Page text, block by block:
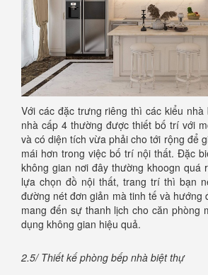
Với các đặc trưng riêng thì các kiểu nhà
nhà cấp 4 thường được thiết bố trí với
và có diện tích vừa phải cho tới rộng để
mái hơn trong việc bố trí nội thất. Đặc
không gian nơi đây thường khoogn quá
lựa chọn đồ nội thất, trang trí thì bạn
đường nét đơn giản mà tinh tế và hướng
mang đến sự thanh lịch cho căn phòng
dụng không gian hiệu quả.
2.5/ Thiết kế phòng bếp nhà biệt thự